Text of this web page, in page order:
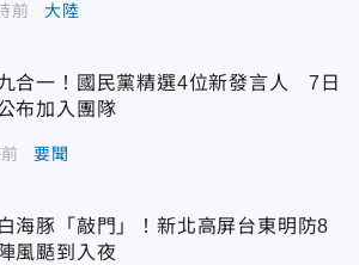
前 大陸
合一！國民黨精選4位新發言人 7日
布加入團隊
要聞
海豚「敲門」！新北高屏台東明防8
風颳到入夜